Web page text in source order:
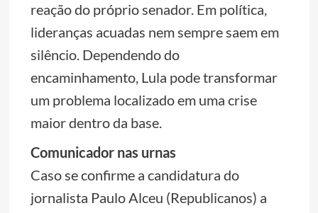
reação do próprio senador. Em política,
lideranças acuadas nem sempre saem em
silêncio. Dependendo do
encaminhamento, Lula pode transformar
um problema localizado em uma crise
maior dentro da base.
Comunicador nas urnas
Caso se confirme a candidatura do
jornalista Paulo Alceu (Republicanos) a